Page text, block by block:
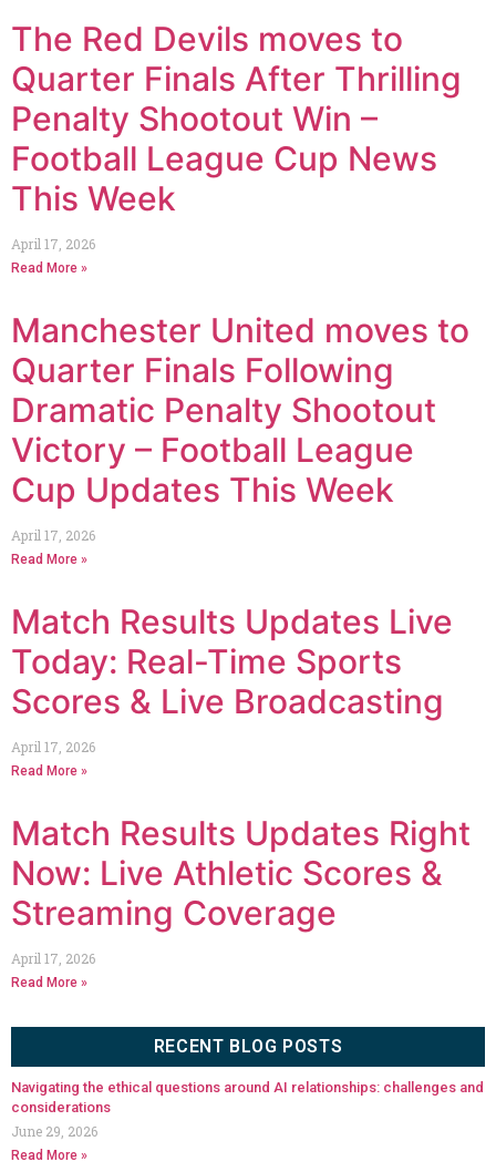
The Red Devils moves to
Quarter Finals After Thrilling
Penalty Shootout Win –
Football League Cup News
This Week
April 17, 2026
Read More »
Manchester United moves to
Quarter Finals Following
Dramatic Penalty Shootout
Victory – Football League
Cup Updates This Week
April 17, 2026
Read More »
Match Results Updates Live
Today: Real-Time Sports
Scores & Live Broadcasting
April 17, 2026
Read More »
Match Results Updates Right
Now: Live Athletic Scores &
Streaming Coverage
April 17, 2026
Read More »
RECENT BLOG POSTS
Navigating the ethical questions around AI relationships: challenges and
considerations
June 29, 2026
Read More »